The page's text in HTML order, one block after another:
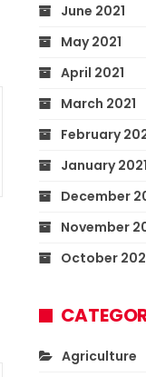
June 2021
May 2021
April 2021
March 2021
February
January 2021
December
November
October
Agriculture